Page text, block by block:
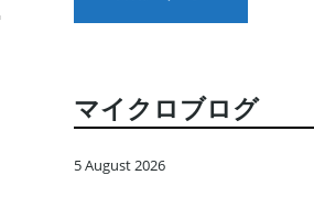
マイクロブログ
5 August 2026